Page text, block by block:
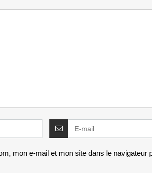
mon e-mail et mon site dans le navigateur